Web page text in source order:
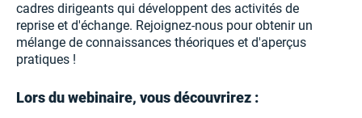
cadres dirigeants qui développent des activités de
reprise et d'échange. Rejoignez-nous pour obtenir un
mélange de connaissances théoriques et d'aperçus
pratiques !
Lors du webinaire, vous découvrirez :